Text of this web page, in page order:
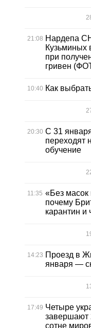
21:08 Нардепа
Кузьминых
при
гривен
10:40 Как
20:30 С 31
переходят
обучение
11:35 «Без
почему
карантин и
14:23 Проезд в
января —
17:49 Четыре
завершают
сотне